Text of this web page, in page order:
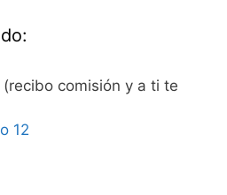
comisión y a ti te
12